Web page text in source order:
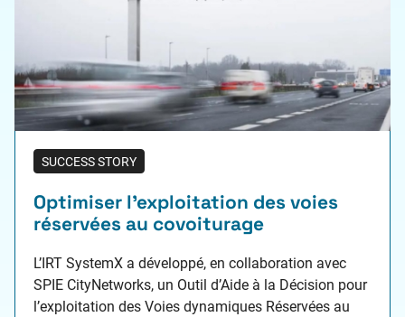
SUCCESS STORY
Optimiser l’exploitation des voies
réservées au covoiturage
L’IRT SystemX a développé, en collaboration avec
SPIE CityNetworks, un Outil d’Aide à la Décision pour
l’exploitation des Voies dynamiques Réservées au